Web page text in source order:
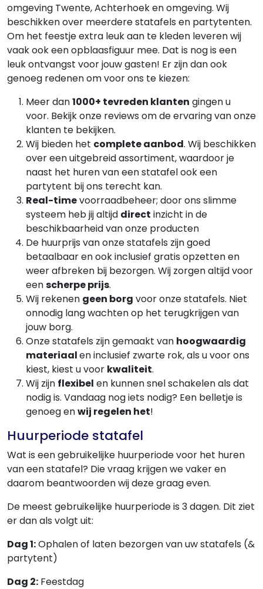
omgeving Twente, Achterhoek en omgeving. Wij
beschikken over meerdere statafels en partytenten.
Om het feestje extra leuk aan te kleden leveren wij
vaak ook een opblaasfiguur mee. Dat is nog is een
leuk ontvangst voor jouw gasten! Er zijn dan ook
genoeg redenen om voor ons te kiezen:
Meer dan1000+ tevreden klanten gingen u
voor. Bekijk onze reviews om de ervaring van onze
klanten te bekijken.
Wij bieden het complete aanbod. Wij beschikken
over een uitgebreid assortiment, waardoor je
naast het huren van een statafel ook een
partytent bij ons terecht kan.
Real-timevoorraadbeheer; door ons slimme
systeem heb jij altijd direct inzicht in de
beschikbaarheid van onze producten
De huurprijs van onze statafels zijn goed
betaalbaar en ook inclusief gratis opzetten en
weer afbreken bij bezorgen. Wij zorgen altijd voor
eenscherpe prijs.
Wij rekenen geen borg voor onze statafels. Niet
onnodig lang wachten op het terugkrijgen van
jouw borg.
Onze statafels zijn gemaakt van hoogwaardig
materiaalen inclusief zwarte rok, als u voor ons
kiest, kiest u voor kwaliteit.
Wij zijn flexibel en kunnen snel schakelen als dat
nodig is. Vandaag nog iets nodig? Een belletje is
genoeg enwij regelen het!
Huurperiode statafel
Wat is een gebruikelijke huurperiode voor het huren
van een statafel? Die vraag krijgen we vaker en
daarom beantwoorden wij deze graag even.
De meest gebruikelijke huurperiode is 3 dagen. Dit ziet
er dan als volgt uit:
Dag 1:Ophalen of laten bezorgen van uw statafels (&
partytent)
Dag 2: Feestdag